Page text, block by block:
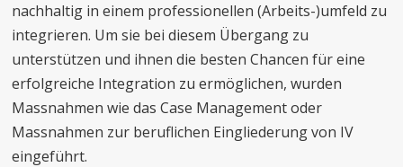
nachhaltig in einem professionellen (Arbeits-)umfeld zu
integrieren. Um sie bei diesem Übergang zu
unterstützen und ihnen die besten Chancen für eine
erfolgreiche Integration zu ermöglichen, wurden
Massnahmen wie das Case Management oder
Massnahmen zur beruflichen Eingliederung von IV
eingeführt.